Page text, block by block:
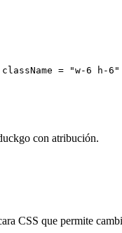
className = "w-6
con atribución.
CSS que permite